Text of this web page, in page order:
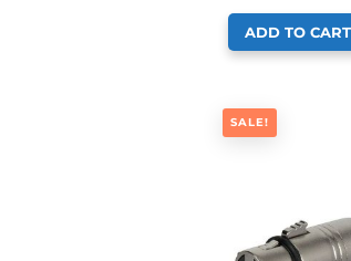
ADD TO CART
SALE!